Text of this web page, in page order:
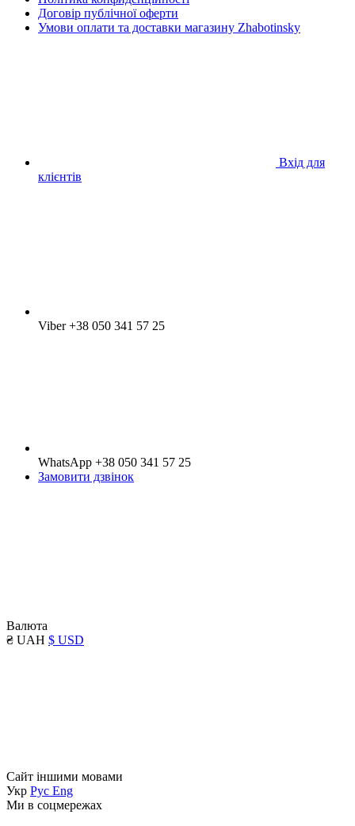
Договір публічної оферти
Умови оплати та доставки магазину Zhabotinsky
Вхід для
клієнтів
Viber +38 050 341 57 25
WhatsApp +38 050 341 57 25
Замовити дзвінок
Валюта
₴ UAH $ USD
Сайт іншими мовами
Укр Рус Eng
Ми в соцмережах